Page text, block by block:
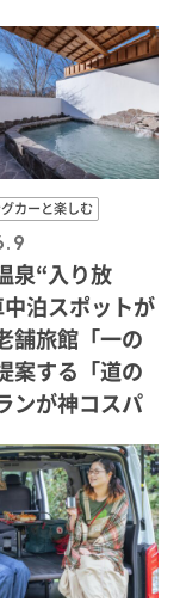
カーと楽しむ
泉“入り放
泊スポットが
舗旅館「一の
案する「道の
ンが神コスパ